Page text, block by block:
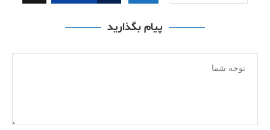
پیام بگذارید